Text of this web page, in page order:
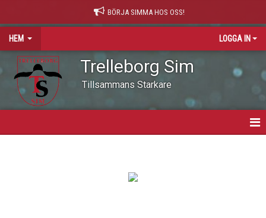
BÖRJA SIMMA HOS OSS!
HEM LOGGA IN
Trelleborg Sim
Tillsammans Starkare